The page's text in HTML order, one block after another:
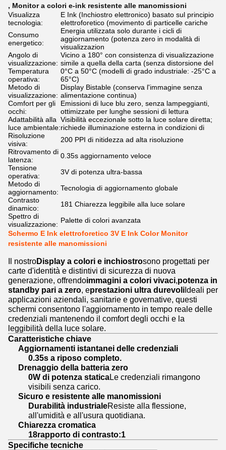
, Monitor a colori e-ink resistente alle manomissioni
Visualizza
tecnologia:
E Ink (Inchiostro elettronico) basato sul principio
elettroforetico (movimento di particelle cariche
Consumo
energetico:
Energia utilizzata solo durante i cicli di
aggiornamento (potenza zero in modalità di
visualizzazion
Angolo di
visualizzazione:
Vicino a 180° con consistenza di visualizzazione
simile a quella della carta (senza distorsione del
Temperatura
operativa:
0°C a 50°C (modelli di grado industriale: -25°C a
65°C)
Metodo di
visualizzazione:
Display Bistable (conserva l'immagine senza
alimentazione continua)
Comfort per gli
occhi:
Emissioni di luce blu zero, senza lampeggianti,
ottimizzate per lunghe sessioni di lettura
Adattabilità alla
luce ambientale:
Visibilità eccezionale sotto la luce solare diretta;
richiede illuminazione esterna in condizioni di
Risoluzione
visiva:
200 PPI di nitidezza ad alta risoluzione
Ritrovamento di
latenza:
0.35s aggiornamento veloce
Tensione
operativa:
3V di potenza ultra-bassa
Metodo di
aggiornamento: Tecnologia di aggiornamento globale
Contrasto
dinamico:
181 Chiarezza leggibile alla luce solare
Spettro di
visualizzazione: Palette di colori avanzata
Schermo E Ink elettroforetico 3V E Ink Color Monitor
resistente alle manomissioni
Il nostroDisplay a colori e inchiostrosono progettati per
carte d'identità e distintivi di sicurezza di nuova
generazione, offrendoimmagini a colori vivaci,potenza in
standby pari a zero, eprestazioni ultra durevoliIdeali per
applicazioni aziendali, sanitarie e governative, questi
schermi consentono l'aggiornamento in tempo reale delle
credenziali mantenendo il comfort degli occhi e la
leggibilità della luce solare.
Caratteristiche chiave
Aggiornamenti istantanei delle credenziali
0.35s a riposo completo.
Drenaggio della batteria zero
0W di potenza staticaLe credenziali rimangono
visibili senza carico.
Sicuro e resistente alle manomissioni
Durabilità industrialeResiste alla flessione,
all'umidità e all'usura quotidiana.
Chiarezza cromatica
18rapporto di contrasto:1
Specifiche tecniche